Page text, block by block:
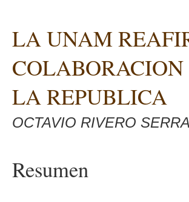
LA UNAM
LA REPUBLICA
OCTAVIO RIVERO
Resumen